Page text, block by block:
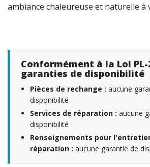
ambiance chaleureuse et naturelle
Conformément à la Loi
garanties de disponibilité
Pièces de rechange : aucune
disponibilité
Services de réparation : aucune
disponibilité
Renseignements pour
réparation : aucune garantie de